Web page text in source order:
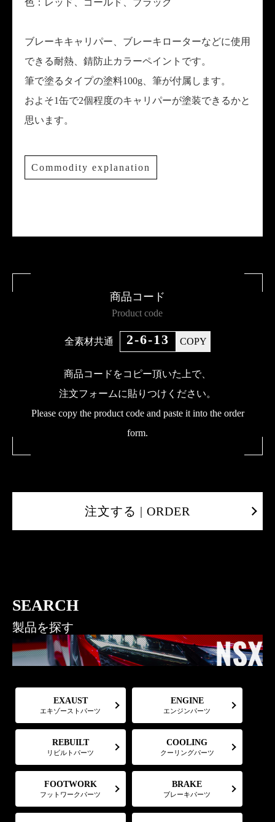
色：レッド、ゴールド、ブラック
ブレーキキャリパー、ブレーキローターなどに使用
できる耐熱、錆防止カラーペイントです。
筆で塗るタイプの塗料100g、筆が付属します。
およそ1缶で2個程度のキャリパーが塗装できるかと
思います。
Commodity explanation
商品コード
Product code
全素材共通 2-6-13 COPY
商品コードをコピー頂いた上で、
注文フォームに貼りつけください。
Please copy the product code and paste it into the order
form.
注文する | ORDER
SEARCH
製品を探す
EXAUST
エキゾーストパーツ
ENGINE
エンジンパーツ
REBUILT
リビルトパーツ
COOLING
クーリングパーツ
FOOTWORK
フットワークパーツ
BRAKE
ブレーキパーツ